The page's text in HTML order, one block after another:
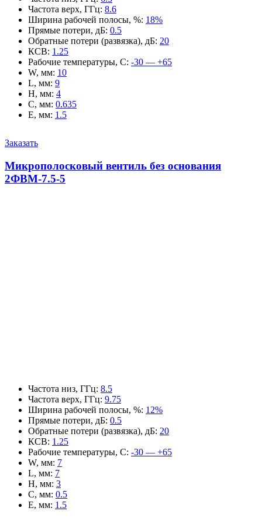
Частота верх, ГГц: 8.6
Ширина рабочей полосы, %: 18%
Прямые потери, дБ: 0.5
Обратные потери (развязка), дБ: 20
КСВ: 1.25
Рабочие температуры, С: -30 — +65
W, мм: 10
L, мм: 9
H, мм: 4
C, мм: 0.635
E, мм: 1.5
Заказать
Микрополосковый вентиль без основания
2ФВМ-7.5-5
Частота низ, ГГц: 8.5
Частота верх, ГГц: 9.75
Ширина рабочей полосы, %: 12%
Прямые потери, дБ: 0.5
Обратные потери (развязка), дБ: 20
КСВ: 1.25
Рабочие температуры, С: -30 — +65
W, мм: 7
L, мм: 7
H, мм: 3
C, мм: 0.5
E, мм: 1.5